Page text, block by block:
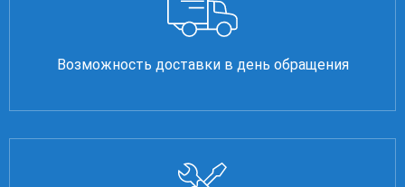
Возможность доставки в день обращения